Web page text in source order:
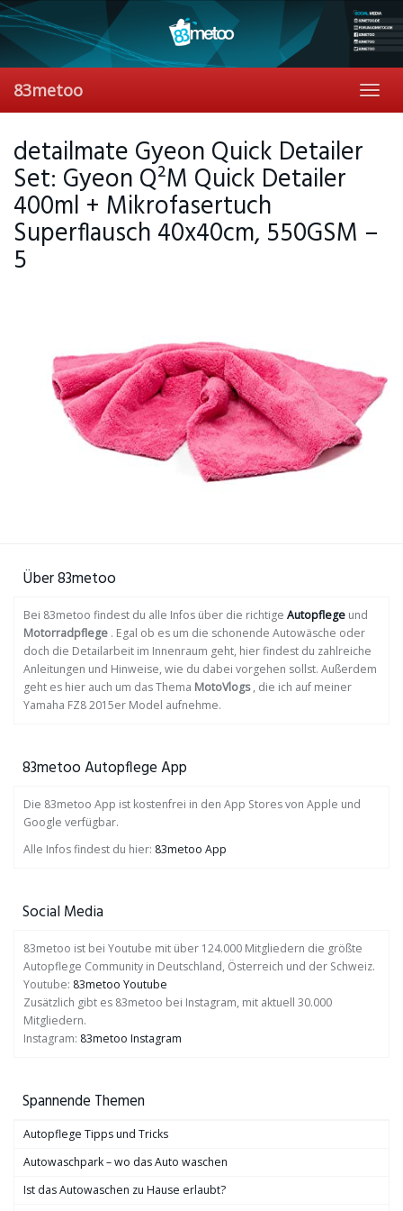
Skip
to
content
83metoo
detailmate Gyeon Quick Detailer
Set: Gyeon Q²M Quick Detailer
400ml + Mikrofasertuch
Superflausch 40x40cm, 550GSM –
5
Über 83metoo
Bei 83metoo findest du alle Infos über die richtige Autopflege und
Motorradpflege . Egal ob es um die schonende Autowäsche oder
doch die Detailarbeit im Innenraum geht, hier findest du zahlreiche
Anleitungen und Hinweise, wie du dabei vorgehen sollst. Außerdem
geht es hier auch um das Thema MotoVlogs, die ich auf meiner
Yamaha FZ8 2015er Model aufnehme.
83metoo Autopflege App
Die 83metoo App ist kostenfrei in den App Stores von Apple und
Google verfügbar.
Alle Infos findest du hier: 83metoo App
Social Media
83metoo ist bei Youtube mit über 124.000 Mitgliedern die größte
Autopflege Community in Deutschland, Österreich und der Schweiz.
Youtube: 83metoo Youtube
Zusätzlich gibt es 83metoo bei Instagram, mit aktuell 30.000
Mitgliedern.
Instagram: 83metoo Instagram
Spannende Themen
Autopflege Tipps und Tricks
Autowaschpark – wo das Auto waschen
Ist das Autowaschen zu Hause erlaubt?